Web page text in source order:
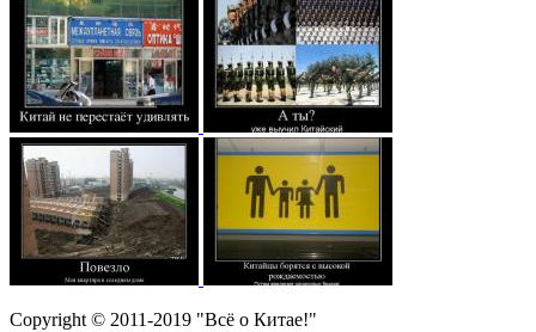
Copyright © 2011-2019 "Всё о Китае!"